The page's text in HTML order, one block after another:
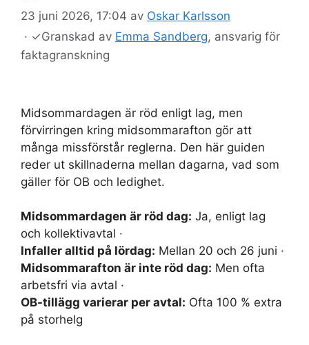
23 juni 2026, 17:04 av Oskar Karlsson
· ✓Granskad av Emma Sandberg, ansvarig för
faktagranskning
Midsommardagen är röd enligt lag, men
förvirringen kring midsommarafton gör att
många missförstår reglerna. Den här guiden
reder ut skillnaderna mellan dagarna, vad som
gäller för OB och ledighet.
Midsommardagen är röd dag: Ja, enligt lag
och kollektivavtal ·
Infaller alltid på lördag: Mellan 20 och 26 juni ·
Midsommarafton är inte röd dag: Men ofta
arbetsfri via avtal ·
OB-tillägg varierar per avtal: Ofta 100 % extra
på storhelg